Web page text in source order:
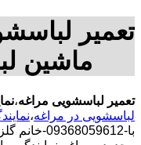
تعمیر
ماشین
تعمیر لباسشویی مراغه،
لباسشویی در مراغه،
با-